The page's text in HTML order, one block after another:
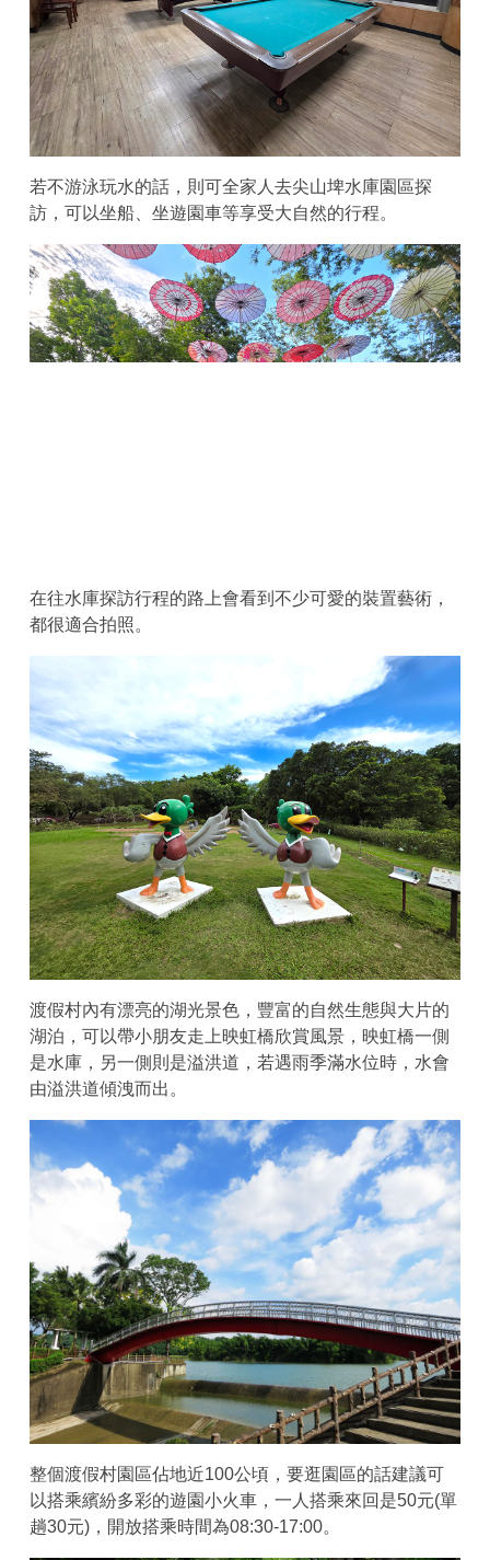
若不游泳玩水的話，則可全家人去尖山埤水庫園區探
訪，可以坐船、坐遊園車等享受大自然的行程。
在往水庫探訪行程的路上會看到不少可愛的裝置藝術，
都很適合拍照。
渡假村內有漂亮的湖光景色，豐富的自然生態與大片的
湖泊，可以帶小朋友走上映虹橋欣賞風景，映虹橋一側
是水庫，另一側則是溢洪道，若遇雨季滿水位時，水會
由溢洪道傾洩而出。
整個渡假村園區佔地近100公頃，要逛園區的話建議可
以搭乘繽紛多彩的遊園小火車，一人搭乘來回是50元(單
趟30元)，開放搭乘時間為08:30-17:00。